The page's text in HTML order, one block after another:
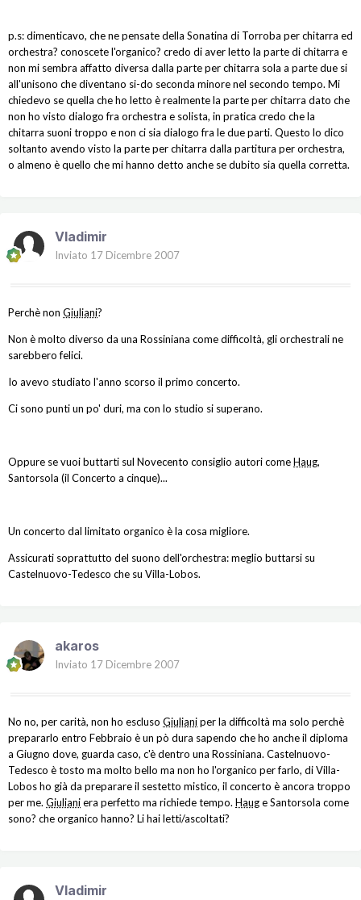
p.s: dimenticavo, che ne pensate della Sonatina di Torroba per chitarra ed
orchestra? conoscete l'organico? credo di aver letto la parte di chitarra e
non mi sembra affatto diversa dalla parte per chitarra sola a parte due si
all'unisono che diventano si-do seconda minore nel secondo tempo. Mi
chiedevo se quella che ho letto è realmente la parte per chitarra dato che
non ho visto dialogo fra orchestra e solista, in pratica credo che la
chitarra suoni troppo e non ci sia dialogo fra le due parti. Questo lo dico
soltanto avendo visto la parte per chitarra dalla partitura per orchestra,
o almeno è quello che mi hanno detto anche se dubito sia quella corretta.
Vladimir
Inviato 17 Dicembre 2007
Perchè non Giuliani?
Non è molto diverso da una Rossiniana come difficoltà, gli orchestrali ne
sarebbero felici.
Io avevo studiato l'anno scorso il primo concerto.
Ci sono punti un po' duri, ma con lo studio si superano.
Oppure se vuoi buttarti sul Novecento consiglio autori comeHaug,
Santorsola (il Concerto a cinque)...
Un concerto dal limitato organico è la cosa migliore.
Assicurati soprattutto del suono dell'orchestra: meglio buttarsi su
Castelnuovo-Tedesco che su Villa-Lobos.
akaros
Inviato 17 Dicembre 2007
No no, per carità, non ho escluso Giulianiper la difficoltà ma solo perchè
prepararlo entro Febbraio è un pò dura sapendo che ho anche il diploma
a Giugno dove, guarda caso, c'è dentro una Rossiniana. Castelnuovo-
Tedesco è tosto ma molto bello ma non ho l'organico per farlo, di Villa-
Lobos ho già da preparare il sestetto mistico, il concerto è ancora troppo
per me. Giulianiera perfetto ma richiede tempo. Hauge Santorsola come
sono? che organico hanno? Li hai letti/ascoltati?
Vladimir